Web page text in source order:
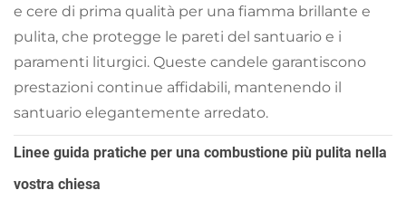
e cere di prima qualità per una fiamma brillante e
pulita, che protegge le pareti del santuario e i
paramenti liturgici. Queste candele garantiscono
prestazioni continue affidabili, mantenendo il
santuario elegantemente arredato.
Linee guida pratiche per una combustione più pulita nella
vostra chiesa